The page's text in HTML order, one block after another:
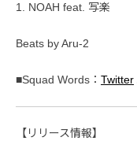
1. NOAH feat. 写楽
Beats by Aru-2
■Squad Words： Twitter
【リリース情報】